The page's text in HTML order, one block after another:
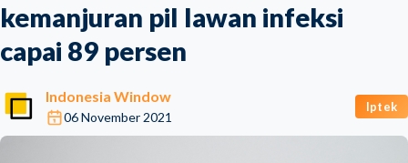
kemanjuran pil lawan infeksi
capai 89 persen
Indonesia Window
06 November 2021
Iptek